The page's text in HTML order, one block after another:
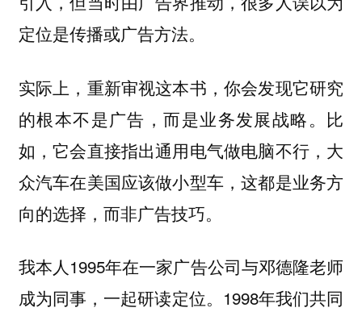
定位是传播或广告方法。
实际上，重新审视这本书，你会发现它研究
的根本不是广告，而是业务发展战略。比
如，它会直接指出通用电气做电脑不行，大
众汽车在美国应该做小型车，这都是业务方
向的选择，而非广告技巧。
我本人1995年在一家广告公司与邓德隆老师
成为同事，一起研读定位。1998年我们共同